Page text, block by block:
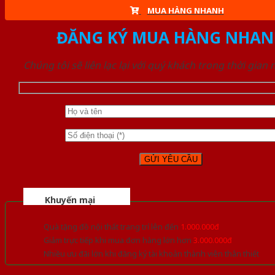
MUA HÀNG NHANH
ĐĂNG KÝ MUA HÀNG
Chúng tôi sẽ liên lạc lại với quý khách trong thời gian
Khuyến mại
Quà tặng đồ nội thất trang trí lên đến 1.000.000đ
Giảm trực tiếp khi mua đơn hàng lớn hơn 3.000.000đ
Nhiều ưu đãi lớn khi đăng ký tài khoản thành viên thân thiết